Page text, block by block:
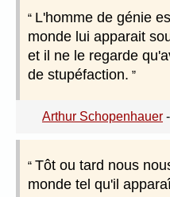
L'homme de génie
monde lui apparait
et il ne le regarde
de stupéfaction.
Arthur Schopenhauer -
Tôt ou tard nous
monde tel qu'il